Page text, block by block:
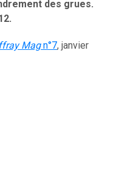
des grues.
Magn°7, janvier